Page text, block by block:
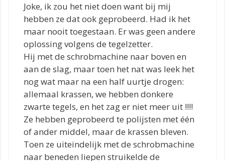
Joke, ik zou het niet doen want bij mij
hebben ze dat ook geprobeerd. Had ik het
maar nooit toegestaan. Er was geen andere
oplossing volgens de tegelzetter.
Hij met de schrobmachine naar boven en
aan de slag, maar toen het nat was leek het
nog wat maar na een half uurtje drogen:
allemaal krassen, we hebben donkere
zwarte tegels, en het zag er niet meer uit !!!!
Ze hebben geprobeerd te polijsten met één
of ander middel, maar de krassen bleven.
Toen ze uiteindelijk met de schrobmachine
naar beneden liepen struikelde de